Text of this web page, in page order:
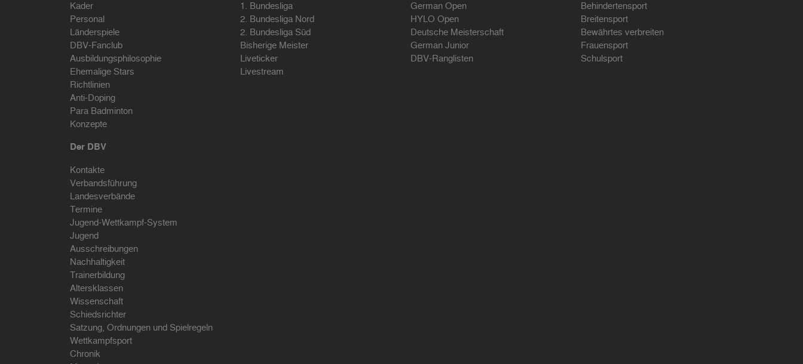
Kader
Personal
Länderspiele
DBV-Fanclub
Ausbildungsphilosophie
Ehemalige Stars
Richtlinien
Anti-Doping
Para Badminton
Konzepte
1. Bundesliga
2. Bundesliga Nord
2. Bundesliga Süd
Bisherige Meister
Liveticker
Livestream
German Open
HYLO Open
Deutsche Meisterschaft
German Junior
DBV-Ranglisten
Behindertensport
Breitensport
Bewährtes verbreiten
Frauensport
Schulsport
Der DBV
Kontakte
Verbandsführung
Landesverbände
Termine
Jugend-Wettkampf-System
Jugend
Ausschreibungen
Nachhaltigkeit
Trainerbildung
Altersklassen
Wissenschaft
Schiedsrichter
Satzung, Ordnungen und Spielregeln
Wettkampfsport
Chronik